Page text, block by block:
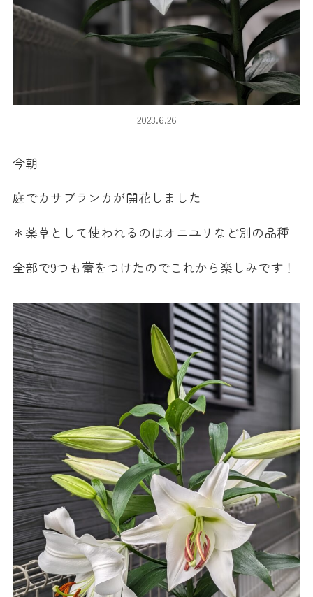
2023.6.26
今朝
庭でカサブランカが開花しました
＊薬草として使われるのはオニユリなど別の品種
全部で9つも蕾をつけたのでこれから楽しみです！